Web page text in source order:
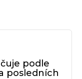
podle
posledních